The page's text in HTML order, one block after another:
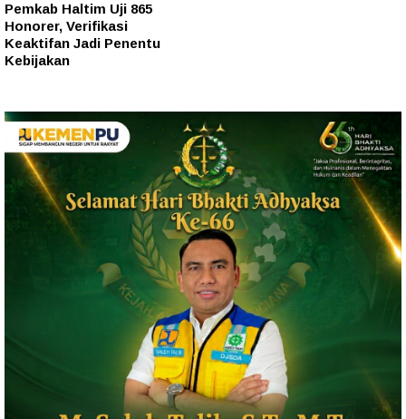
Pemkab Haltim Uji 865
Honorer, Verifikasi
Keaktifan Jadi Penentu
Kebijakan